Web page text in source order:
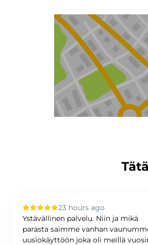
23 hours ago
Ystävällinen palvelu. Niin ja mikä
parasta saimme vanhan
uusiokäyttöön joka oli meillä